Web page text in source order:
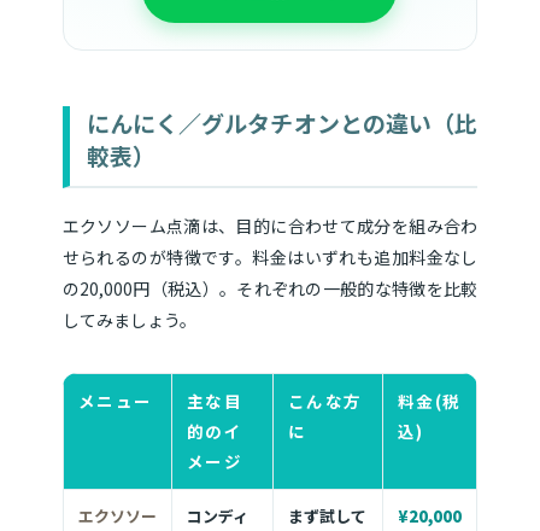
にんにく／グルタチオンとの違い（比
較表）
エクソソーム点滴は、目的に合わせて成分を組み合わ
せられるのが特徴です。料金はいずれも追加料金なし
の20,000円（税込）。それぞれの一般的な特徴を比較
してみましょう。
メニュー
主な目
的のイ
メージ
こんな方
に
料金(税
込)
エクソソー
コンディ
まず試して
¥20,000